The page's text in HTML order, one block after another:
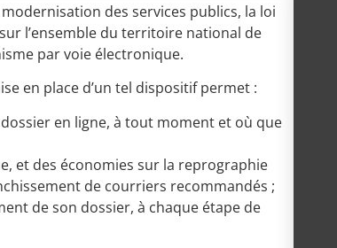
des services publics, la loi
l’ensemble du territoire national de
par voie électronique.
en place d’un tel dispositif permet :
en ligne, à tout moment et où que
et des économies sur la reprographie
de courriers recommandés ;
de son dossier, à chaque étape de